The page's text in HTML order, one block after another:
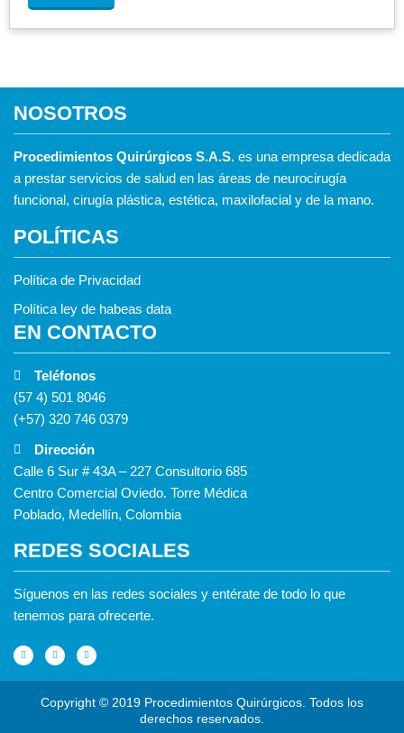
NOSOTROS
Procedimientos Quirúrgicos S.A.S. es una empresa dedicada
a prestar servicios de salud en las áreas de neurocirugía
funcional, cirugía plástica, estética, maxilofacial y de la mano.
POLÍTICAS
Política de Privacidad
Política ley de habeas data
EN CONTACTO
Teléfonos
(57 4) 501 8046
(+57) 320 746 0379
Dirección
Calle 6 Sur # 43A – 227 Consultorio 685
Centro Comercial Oviedo. Torre Médica
Poblado, Medellín, Colombia
REDES SOCIALES
Síguenos en las redes sociales y entérate de todo lo que
tenemos para ofrecerte.
a
c
b
n
s
a
a
o
u
u
e
Copyright © 2019 Procedimientos Quirúrgicos. Todos los
derechos reservados.